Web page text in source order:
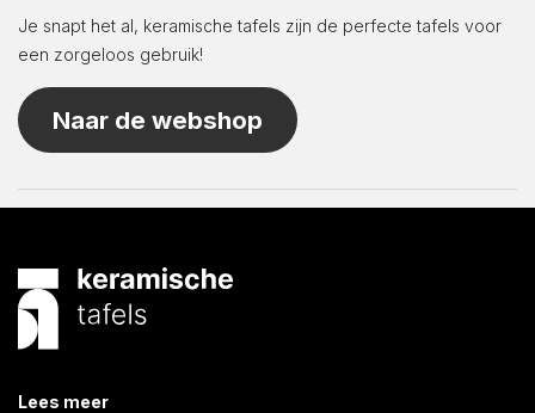
Je snapt het al, keramische tafels zijn de perfecte tafels voor
een zorgeloos gebruik!
Naar de webshop
Lees meer